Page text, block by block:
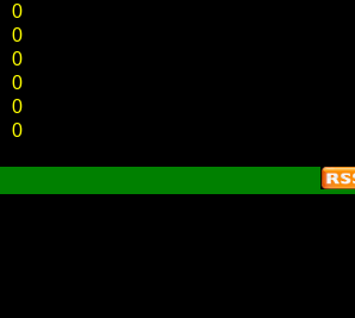
0
0
0
0
0
0